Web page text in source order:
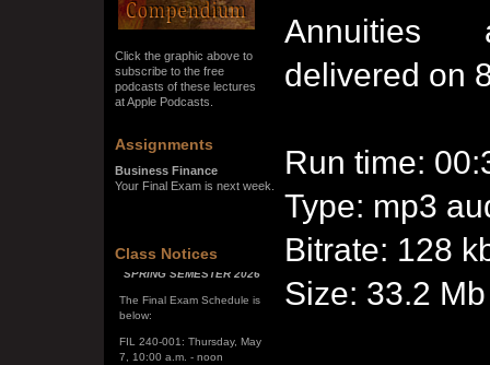
Click the graphic above to
subscribe to the free
podcasts of these lectures
at Apple Podcasts.
Assignments
Business Finance
Your Final Exam is next week.
Class Notices
SPRING SEMESTER 2026
The Final Exam Schedule is
FIL 240-001: Thursday, May
FIL 240-002: Monday, May
Annuities
delivered on
Run time:
Type: mp3
Bitrate: 128
Size: 33.2 Mb